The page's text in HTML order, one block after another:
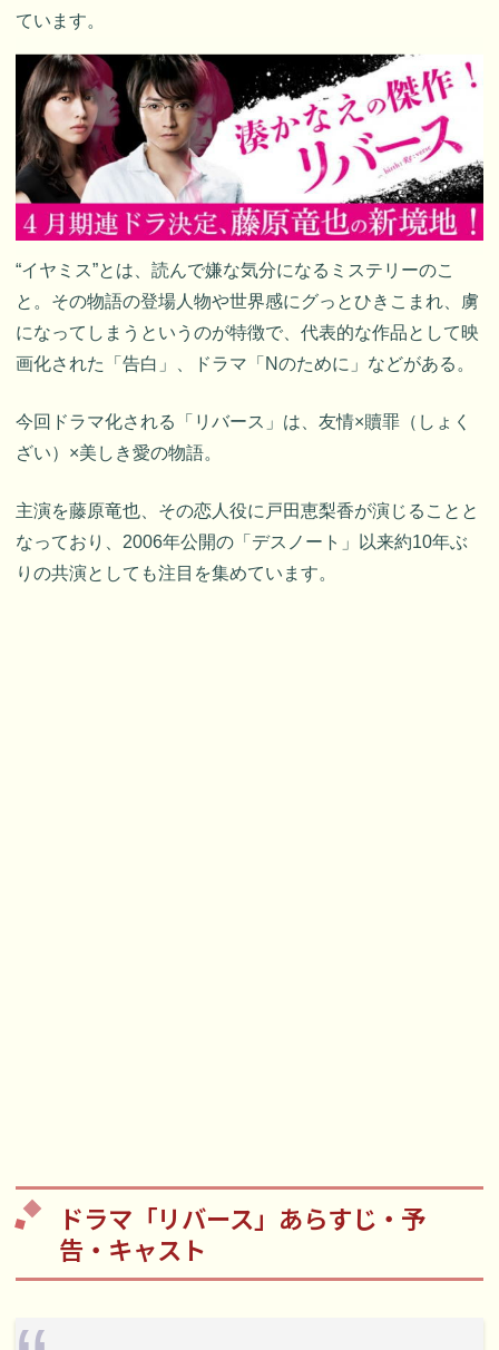
ています。
“イヤミス”とは、読んで嫌な気分になるミステリーのこ
と。その物語の登場人物や世界感にグっとひきこまれ、虜
になってしまうというのが特徴で、代表的な作品として映
画化された「告白」、ドラマ「Nのために」などがある。
今回ドラマ化される「リバース」は、友情×贖罪（しょく
ざい）×美しき愛の物語。
主演を藤原竜也、その恋人役に戸田恵梨香が演じることと
なっており、2006年公開の「デスノート」以来約10年ぶ
りの共演としても注目を集めています。
ドラマ「リバース」あらすじ・予
告・キャスト